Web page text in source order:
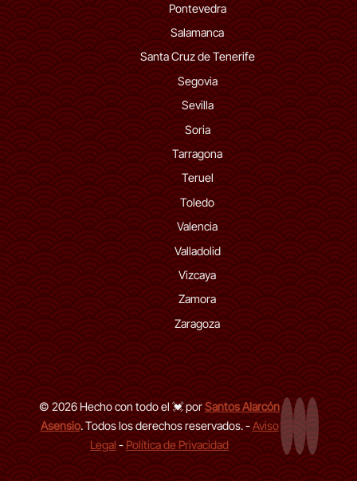
Pontevedra
Salamanca
Santa Cruz de Tenerife
Segovia
Sevilla
Soria
Tarragona
Teruel
Toledo
Valencia
Valladolid
Vizcaya
Zamora
Zaragoza
© 2026 Hecho con todo el 💓 porSantos Alarcón
Asensio. Todos los derechos reservados. -Aviso
Legal - Política de Privacidad
Página Web
LinkedIn
GitHub